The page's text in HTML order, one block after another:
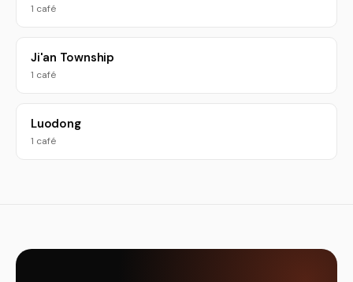
1 café
Ji'an Township
1 café
Luodong
1 café